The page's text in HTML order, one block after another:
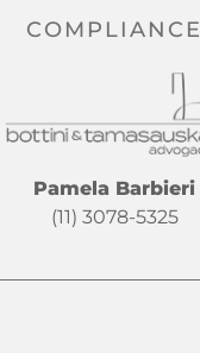
COMPLIANCE
Pamela Barbieri
(11) 3078-5325